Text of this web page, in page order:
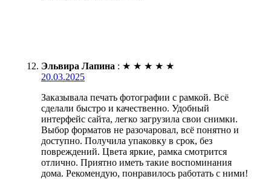
Эльвира Лапина : ★ ★ ★ ★ ★
20.03.2025
Заказывала печать фотографии с рамкой. Всё
сделали быстро и качественно. Удобный
интерфейс сайта, легко загрузила свои снимки.
Выбор форматов не разочаровал, всё понятно и
доступно. Получила упаковку в срок, без
повреждений. Цвета яркие, рамка смотрится
отлично. Приятно иметь такие воспоминания
дома. Рекомендую, понравилось работать с ними!